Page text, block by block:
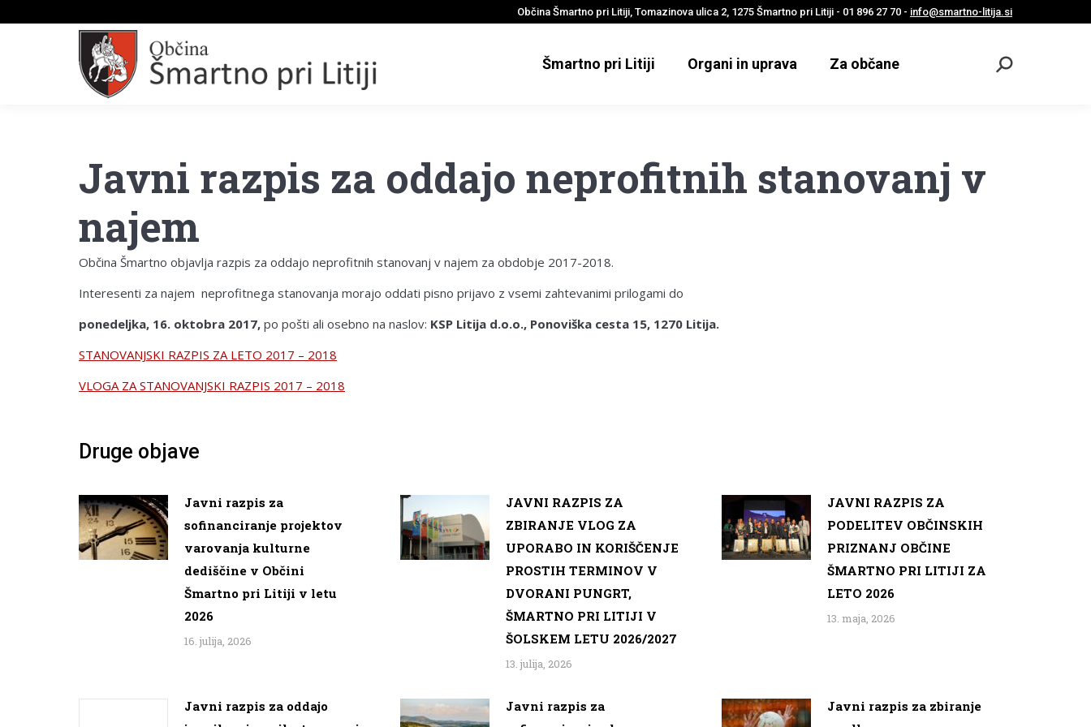
Občina Šmartno pri Litiji, Tomazinova ulica 2, 1275 Šmartno pri Litiji - 01 896 27 70 - info@smartno-litija.si
Šmartno pri Litiji Organi in uprava Za občane
Odpri
Javni razpis za oddajo neprofitnih stanovanj v
najem
Občina Šmartno objavlja razpis za oddajo neprofitnih stanovanj v najem za obdobje 2017-2018.
Interesenti za najem neprofitnega stanovanja morajo oddati pisno prijavo z vsemi zahtevanimi prilogami do
ponedeljka, 16. oktobra 2017, po pošti ali osebno na naslov: KSP Litija d.o.o., Ponoviška cesta 15, 1270 Litija.
STANOVANJSKI RAZPIS ZA LETO 2017 – 2018
VLOGA ZA STANOVANJSKI RAZPIS 2017 – 2018
Druge objave
Javni razpis za
sofinanciranje projektov
varovanja kulturne
dediščine v Občini
Šmartno pri Litiji v letu
2026
16. julija, 2026
JAVNI RAZPIS ZA
ZBIRANJE VLOG ZA
UPORABO IN KORIŠČENJE
PROSTIH TERMINOV V
DVORANI PUNGRT,
ŠMARTNO PRI LITIJI V
ŠOLSKEM LETU 2026/2027
13. julija, 2026
JAVNI RAZPIS ZA
PODELITEV OBČINSKIH
PRIZNANJ OBČINE
ŠMARTNO PRI LITIJI ZA
LETO 2026
13. maja, 2026
Javni razpis za oddajo
Javni razpis za
Javni razpis za zbiranje